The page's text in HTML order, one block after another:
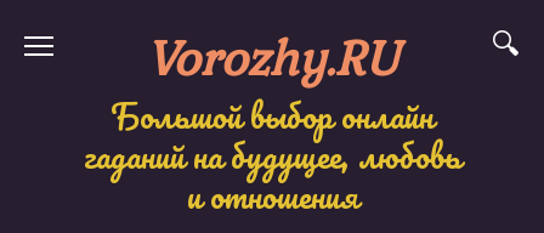
Vorozhy.RU
Большой выбор онлайн
гаданий на будущее, любовь
и отношения